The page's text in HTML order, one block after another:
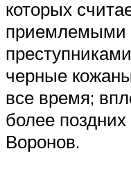
которых
приемлемыми
черные
все время;
более
Воронов.